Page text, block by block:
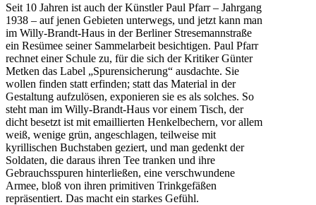
Seit 10 Jahren ist auch der Künstler Paul Pfarr – Jahrgang
1938 – auf jenen Gebieten unterwegs, und jetzt kann man
im Willy-Brandt-Haus in der Berliner Stresemannstraße
ein Resümee seiner Sammelarbeit besichtigen. Paul Pfarr
rechnet einer Schule zu, für die sich der Kritiker Günter
Metken das Label „Spurensicherung“ ausdachte. Sie
wollen finden statt erfinden; statt das Material in der
Gestaltung aufzulösen, exponieren sie es als solches. So
steht man im Willy-Brandt-Haus vor einem Tisch, der
dicht besetzt ist mit emaillierten Henkelbechern, vor allem
weiß, wenige grün, angeschlagen, teilweise mit
kyrillischen Buchstaben geziert, und man gedenkt der
Soldaten, die daraus ihren Tee tranken und ihre
Gebrauchsspuren hinterließen, eine verschwundene
Armee, bloß von ihren primitiven Trinkgefäßen
repräsentiert. Das macht ein starkes Gefühl.